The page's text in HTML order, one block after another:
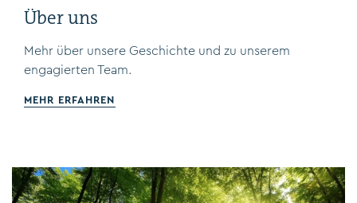
Über uns
Mehr über unsere Geschichte und zu unserem
engagierten Team.
MEHR ERFAHREN